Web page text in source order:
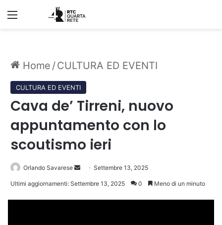
Menu
Home /CULTURA ED EVENTI
CULTURA ED EVENTI
Cava de’ Tirreni, nuovo
appuntamento con lo
scoutismo ieri
Orlando Savarese
Invia Settembre 13, 2025
Ultimi aggiornamenti: Settembre 13, 2025 0 Meno di un minuto